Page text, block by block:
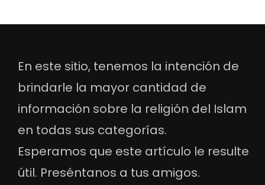
En este sitio, tenemos la intención de
brindarle la mayor cantidad de
información sobre la religión del Islam
en todas sus categorías.
Esperamos que este artículo le resulte
útil. Preséntanos a tus amigos.